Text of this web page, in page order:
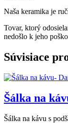
Naša keramika je
Tovar, ktorý
nedošlo k jeho
Súvisiace
Šálka na
Šálka na kávu s